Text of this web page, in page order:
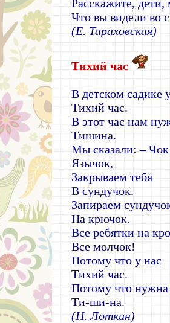
Расскажите, дети,
Что вы видели во
(Е. Тараховская)
Тихий час
В детском садике
Тихий час.
В этот час нам
Тишина.
Мы сказали: –
Язычок,
Закрываем тебя
В сундучок.
Запираем
На крючок.
Все ребятки на
Все молчок!
Потому что у нас
Тихий час.
Потому что нужна
Ти-ши-на.
(Н. Лоткин)